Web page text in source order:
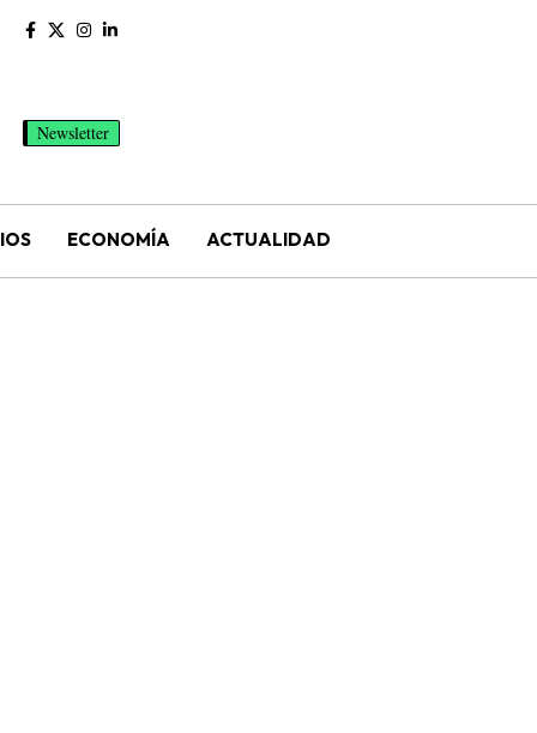
Newsletter
ECONOMÍA ACTUALIDAD